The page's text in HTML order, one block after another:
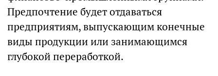
Предпочтение будет отдаваться
предприятиям, выпускающим конечные
виды продукции или занимающимся
глубокой переработкой.